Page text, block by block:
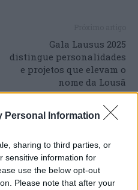
Personal Information
sharing to third parties, or
sensitive information for
use the below opt-out
Please note that after your
Gala Lausus 2025
distingue personalidades
e projetos que elevam o
nome da Lousã